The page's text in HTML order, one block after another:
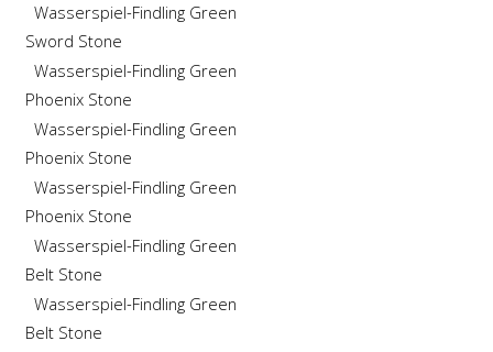
Wasserspiel-Findling Green
Sword Stone
Wasserspiel-Findling Green
Phoenix Stone
Wasserspiel-Findling Green
Phoenix Stone
Wasserspiel-Findling Green
Phoenix Stone
Wasserspiel-Findling Green
Belt Stone
Wasserspiel-Findling Green
Belt Stone